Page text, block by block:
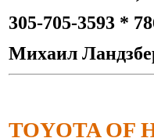
305-705-3593 *
Михаил
TOYOTA OF